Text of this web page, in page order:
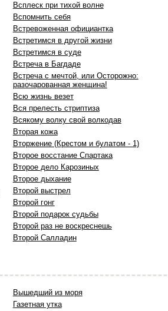
Всплеск при тихой волне
Вспомнить себя
Встревоженная официантка
Встретимся в другой жизни
Встретимся в суде
Встреча в Багдаде
Встреча с мечтой, или Осторожно:
разочарованная женщина!
Всю жизнь везет
Вся прелесть стриптиза
Всякому волку свой волкодав
Вторая кожа
Вторжение (Крестом и булатом - 1)
Второе восстание Спартака
Второе дело Карозиных
Второе дыхание
Второй выстрел
Второй гонг
Второй подарок судьбы
Второй раз не воскреснешь
Второй Салладин
Вышедший из моря
Газетная утка